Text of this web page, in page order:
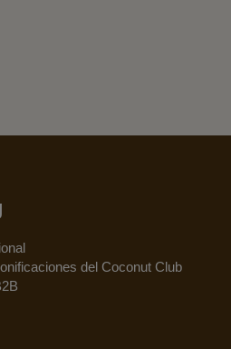
del Coconut Club